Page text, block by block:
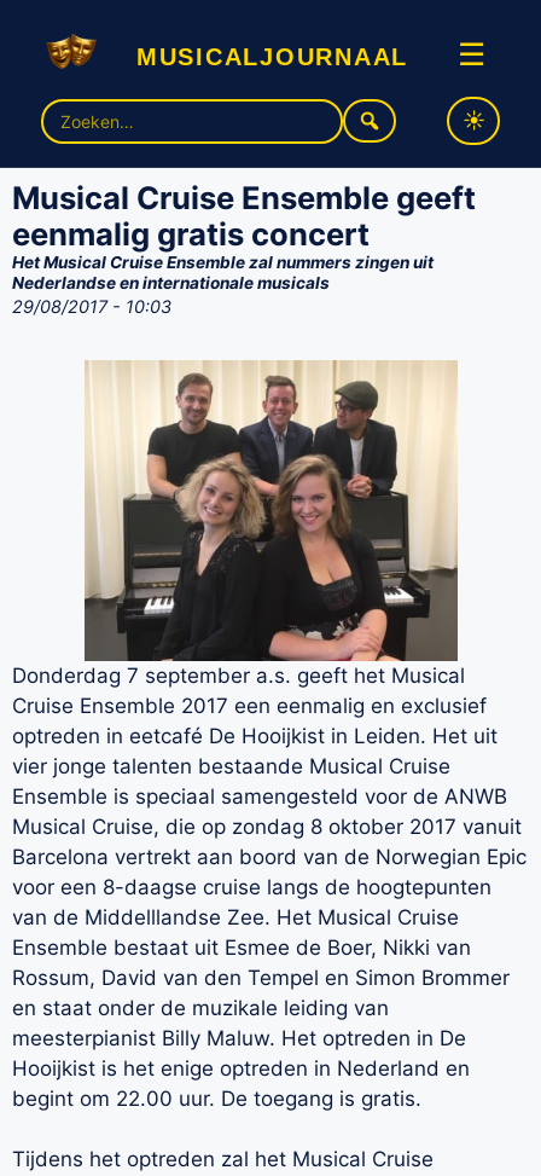
musicaljournaal ☰
Zoek
naar:
Musical Cruise Ensemble geeft
eenmalig gratis concert
Het Musical Cruise Ensemble zal nummers zingen uit
Nederlandse en internationale musicals
29/08/2017 - 10:03
Donderdag 7 september a.s. geeft het Musical
Cruise Ensemble 2017 een eenmalig en exclusief
optreden in eetcafé De Hooijkist in Leiden. Het uit
vier jonge talenten bestaande Musical Cruise
Ensemble is speciaal samengesteld voor de ANWB
Musical Cruise, die op zondag 8 oktober 2017 vanuit
Barcelona vertrekt aan boord van de Norwegian Epic
voor een 8-daagse cruise langs de hoogtepunten
van de Middelllandse Zee. Het Musical Cruise
Ensemble bestaat uit Esmee de Boer, Nikki van
Rossum, David van den Tempel en Simon Brommer
en staat onder de muzikale leiding van
meesterpianist Billy Maluw. Het optreden in De
Hooijkist is het enige optreden in Nederland en
begint om 22.00 uur. De toegang is gratis.
Tijdens het optreden zal het Musical Cruise